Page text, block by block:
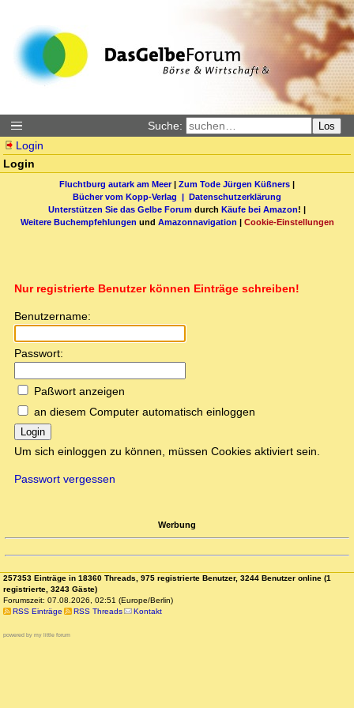
Suche: Los
Login
Login
Fluchtburg autark am Meer| Zum Tode Jürgen Küßners |
Bücher vom Kopp-Verlag | Datenschutzerklärung
Unterstützen Sie das Gelbe Forum durch Käufe bei Amazon! |
Weitere Buchempfehlungen und Amazonnavigation | Cookie-Einstellungen
Nur registrierte Benutzer können Einträge schreiben!
Benutzername:
Passwort:
Paßwort anzeigen
an diesem Computer automatisch einloggen
Login
Um sich einloggen zu können, müssen Cookies aktiviert sein.
Passwort vergessen
Werbung
257353 Einträge in 18360 Threads, 975 registrierte Benutzer, 3244 Benutzer online (1
registrierte, 3243 Gäste)
Forumszeit: 07.08.2026, 02:51 (Europe/Berlin)
RSS Einträge
RSS Threads Kontakt
powered by my little forum